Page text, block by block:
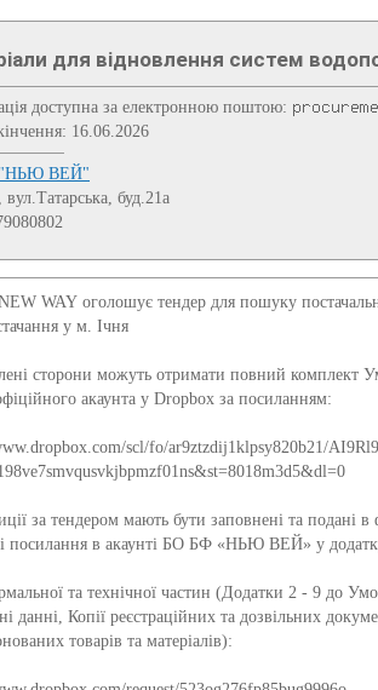
для відновлення систем
доступна за електронною поштою:
16.06.2026
ВЕЙ"
буд.21а
WAY оголошує тендер для пошуку
у м. Ічня
сторони можуть отримати повний комплект
акаунта у Dropbox за посиланням:
scl/fo/ar9ztzdij1klpsy820b21/
за тендером мають бути заповнені та подані
посилання в акаунті БО БФ «НЬЮ ВЕЙ» у
та технічної частин (Додатки 2 - 9 до
данні, Копії реєстраційних та дозвільних
товарів та матеріалів):